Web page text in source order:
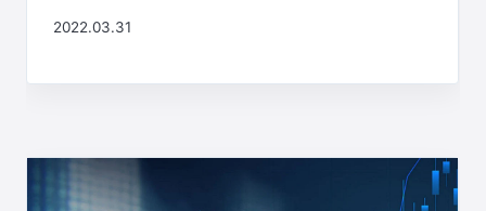
2022.03.31